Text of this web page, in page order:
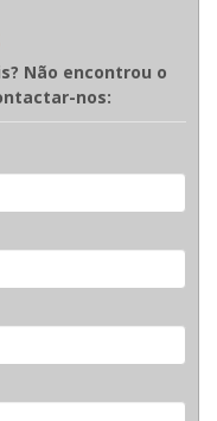
Não encontrou o
nos: